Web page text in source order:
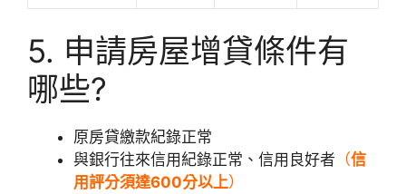
5. 申請房屋增貸條件有
哪些?
原房貸繳款紀錄正常
與銀行往來信用紀錄正常、信用良好者 （信
用評分須達600分以上）